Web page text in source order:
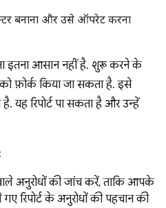
बनाना और उसे ऑपरेट करना
इतना आसान नहीं है. शुरू करने के
फ़ोर्क किया जा सकता है. इसे
यह रिपोर्ट पा सकता है और उन्हें
अनुरोधों की जांच करें, ताकि आपके
रिपोर्ट के अनुरोधों की पहचान की